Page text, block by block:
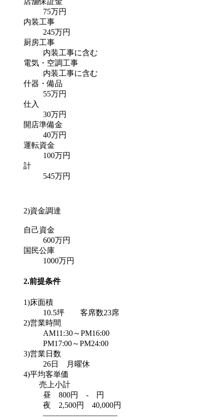
75万円
内装工事
245万円
厨房工事
内装工事に含む
電気・空調工事
内装工事に含む
什器・備品
55万円
仕入
30万円
開店準備金
40万円
運転資金
100万円
計
545万円
2)資金調達
自己資金
600万円
国民公庫
1000万円
2.前提条件
1)床面積
10.5坪 客席数23席
2)営業時間
AM11:30～PM16:00
PM17:00～PM24:00
3)営業日数
26日 月曜休
4)平均客単価
売上小計
昼 800円 - 円
夜 2,500円 40,000円
—————————–